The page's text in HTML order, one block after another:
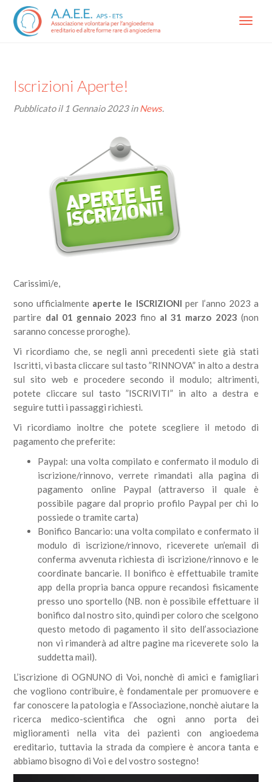
Menu
Iscrizioni Aperte!
Pubblicato il 1 Gennaio 2023inNews.
Carissimi/e,
sono ufficialmente aperte le ISCRIZIONI per l’anno 2023 a
partire dal 01 gennaio 2023 fino al 31 marzo 2023 (non
saranno concesse proroghe).
Vi ricordiamo che, se negli anni precedenti siete già stati
Iscritti, vi basta cliccare sul tasto ”RINNOVA” in alto a destra
sul sito web e procedere secondo il modulo; altrimenti,
potete cliccare sul tasto ”ISCRIVITI” in alto a destra e
seguire tutti i passaggi richiesti.
Vi ricordiamo inoltre che potete scegliere il metodo di
pagamento che preferite:
Paypal: una volta compilato e confermato il modulo di
iscrizione/rinnovo, verrete rimandati alla pagina di
pagamento online Paypal (attraverso il quale è
possibile pagare dal proprio profilo Paypal per chi lo
possiede o tramite carta)
Bonifico Bancario: una volta compilato e confermato il
modulo di iscrizione/rinnovo, riceverete un’email di
conferma avvenuta richiesta di iscrizione/rinnovo e le
coordinate bancarie. Il bonifico è effettuabile tramite
app della propria banca oppure recandosi fisicamente
presso uno sportello (NB. non è possibile effettuare il
bonifico dal nostro sito, quindi per coloro che scelgono
questo metodo di pagamento il sito dell’associazione
non vi rimanderà ad altre pagine ma riceverete solo la
suddetta mail).
L’iscrizione di OGNUNO di Voi, nonchè di amici e famigliari
che vogliono contribuire, è fondamentale per promuovere e
far conoscere la patologia e l’Associazione, nonchè aiutare la
ricerca medico-scientifica che ogni anno porta dei
miglioramenti nella vita dei pazienti con angioedema
ereditario, tuttavia la strada da compiere è ancora tanta e
abbiamo bisogno di Voi e del vostro sostegno!